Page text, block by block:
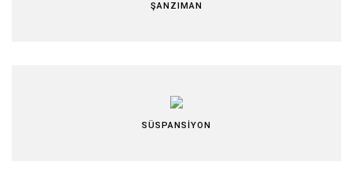
ŞANZIMAN
SÜSPANSİYON